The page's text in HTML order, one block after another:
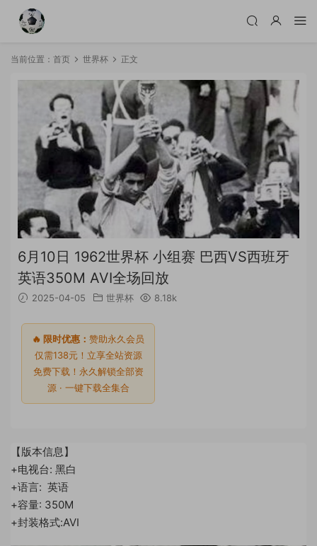
当前位置： 首页 世界杯 正文
6月10日 1962世界杯 小组赛 巴西VS西班牙
英语350M AVI全场回放
2025-04-05 世界杯 8.18k
🔥 限时优惠： 赞助永久会员
仅需138元！立享全站资源
免费下载！永久解锁全部资
源 · 一键下载全集合
【版本信息】
+电视台: 黑白
+语言: 英语
+容量: 350M
+封装格式:AVI